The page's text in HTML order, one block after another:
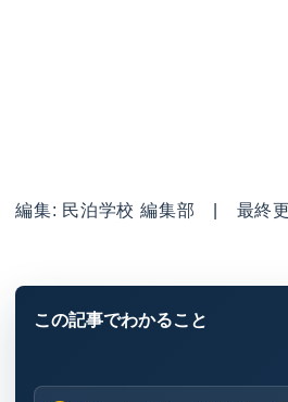
編集: 民泊学校 編集部 | 最終